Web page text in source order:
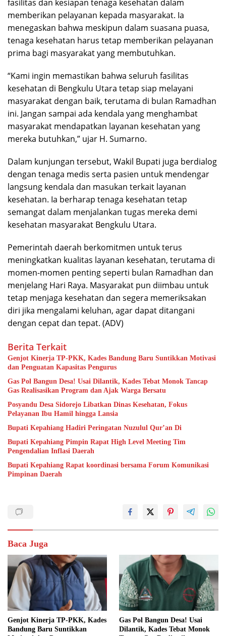
fasilitas dan kesiapan tenaga kesehatan dalam
memberikan pelayanan kepada masyarakat. Ia
menegaskan bahwa meskipun dalam suasana puasa,
tenaga kesehatan harus tetap memberikan pelayanan
prima bagi masyarakat yang membutuhkan.
“Kami ingin memastikan bahwa seluruh fasilitas
kesehatan di Bengkulu Utara tetap siap melayani
masyarakat dengan baik, terutama di bulan Ramadhan
ini. Jangan sampai ada kendala yang menghambat
masyarakat mendapatkan layanan kesehatan yang
mereka butuhkan,” ujar H. Sumarno.
Dalam kunjungan tersebut, Wakil Bupati juga berdialog
dengan tenaga medis serta pasien untuk mendengar
langsung kendala dan masukan terkait layanan
kesehatan. Ia berharap tenaga kesehatan tetap
semangat dalam menjalankan tugas mereka demi
kesehatan masyarakat Bengkulu Utara.
Pemerintah daerah berkomitmen untuk terus
meningkatkan kualitas layanan kesehatan, terutama di
momen-momen penting seperti bulan Ramadhan dan
menjelang Hari Raya. Masyarakat pun diimbau untuk
tetap menjaga kesehatan dan segera memeriksakan
diri jika mengalami keluhan, agar dapat ditangani
dengan cepat dan tepat. (ADV)
Berita Terkait
Genjot Kinerja TP-PKK, Kades Bandung Baru Suntikkan Motivasi
dan Penguatan Kapasitas Pengurus
Gas Pol Bangun Desa! Usai Dilantik, Kades Tebat Monok Tancap
Gas Realisasikan Program dan Ajak Warga Bersatu
Posyandu Desa Sidorejo Libatkan Dinas Kesehatan, Fokus
Pelayanan Ibu Hamil hingga Lansia
Bupati Kepahiang Hadiri Peringatan Nuzulul Qur’an Di
Bupati Kepahiang Pimpin Rapat High Level Meeting Tim
Pengendalian Inflasi Daerah
Bupati Kepahiang Rapat koordinasi bersama Forum Komunikasi
Pimpinan Daerah
Baca Juga
Genjot Kinerja TP-PKK, Kades
Bandung Baru Suntikkan
Gas Pol Bangun Desa! Usai
Dilantik, Kades Tebat Monok